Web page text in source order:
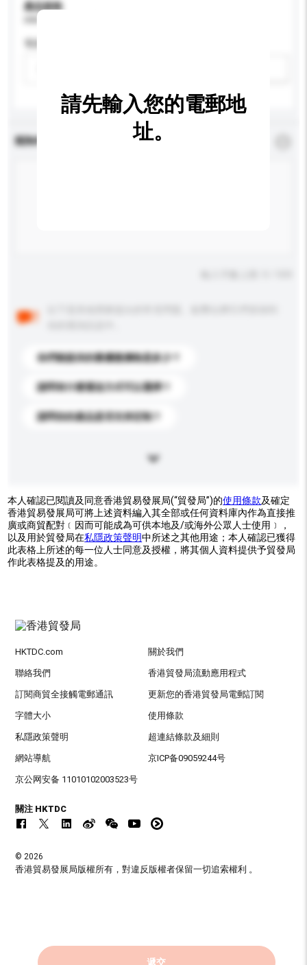
產品規格
查詢內容
你們能提供的最優惠價格是多少？
請問有什麼運送方式可以選擇？
請問你的產品是否支持定制？
請先輸入您的電郵地
址。
本人確認已閱讀及同意香港貿易發展局(“貿發局”)的使用條款及確定
香港貿易發展局可將上述資料編入其全部或任何資料庫內作為直接推
廣或商貿配對﹝因而可能成為可供本地及/或海外公眾人士使用﹞，
以及用於貿發局在私隱政策聲明中所述之其他用途；本人確認已獲得
此表格上所述的每一位人士同意及授權，將其個人資料提供予貿發局
作此表格提及的用途。
遞交
HKTDC.com 關於我們
聯絡我們 香港貿發局流動應用程式
訂閱商貿全接觸電郵通訊 更新您的香港貿發局電郵訂閱
字體大小 使用條款
私隱政策聲明 超連結條款及細則
網站導航 京ICP备09059244号
京公网安备 11010102003523号
關注 HKTDC
© 2026
香港貿易發展局版權所有，對違反版權者保留一切追索權利 。